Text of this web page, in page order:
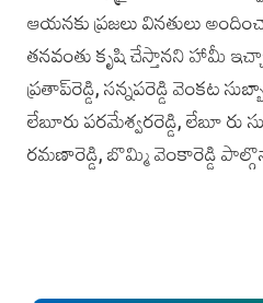
ఆయనకు ప్రజలు వినతులు
తనవంతు కృషి చేస్తానని హామీ
ప్రతాప్‌రెడ్డి, సన్నపరెడ్డి వెంకట
లేబూరు పరమేశ్వరరెడ్డి, లేబూ రు
రమణారెడ్డి, బొమ్మి వెంకారెడ్డి